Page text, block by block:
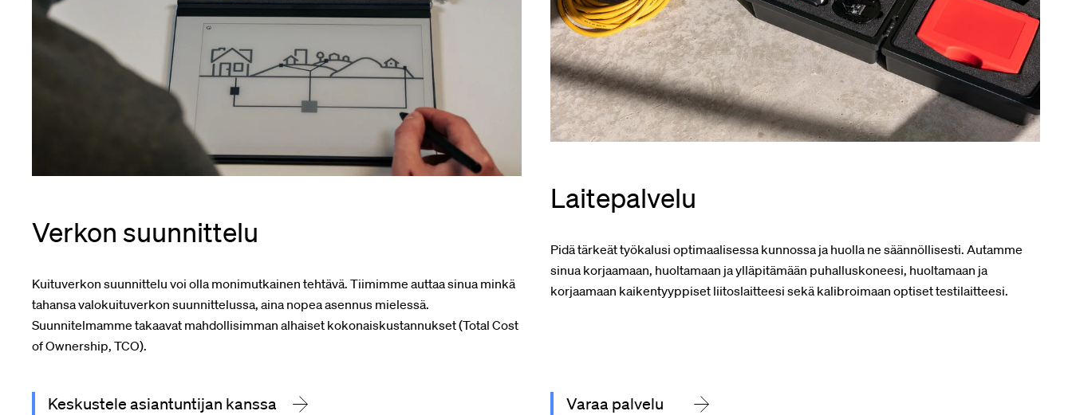
Verkon suunnittelu
Kuituverkon suunnittelu voi olla monimutkainen tehtävä. Tiimimme auttaa sinua minkä
tahansa valokuituverkon suunnittelussa, aina nopea asennus mielessä.
Suunnitelmamme takaavat mahdollisimman alhaiset kokonaiskustannukset (Total Cost
of Ownership, TCO).
Keskustele asiantuntijan kanssa
Laitepalvelu
Pidä tärkeät työkalusi optimaalisessa kunnossa ja huolla ne säännöllisesti. Autamme
sinua korjaamaan, huoltamaan ja ylläpitämään puhalluskoneesi, huoltamaan ja
korjaamaan kaikentyyppiset liitoslaitteesi sekä kalibroimaan optiset testilaitteesi.
Varaa palvelu